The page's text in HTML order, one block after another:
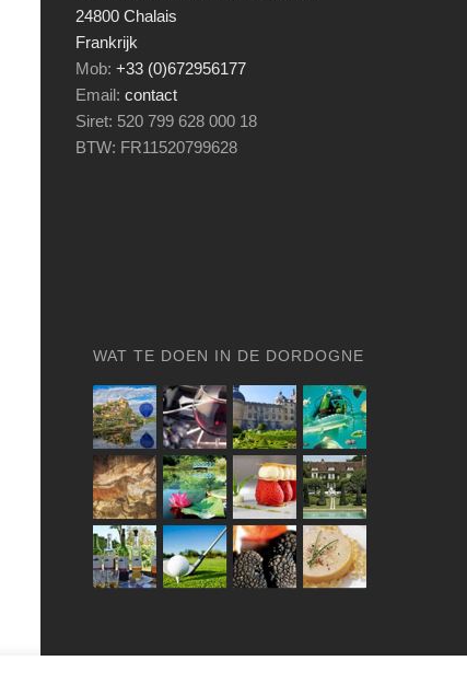
24800 Chalais
Frankrijk
Mob: +33 (0)672956177
Email: contact
Siret: 520 799 628 000 18
BTW: FR11520799628
WAT TE DOEN IN DE DORDOGNE